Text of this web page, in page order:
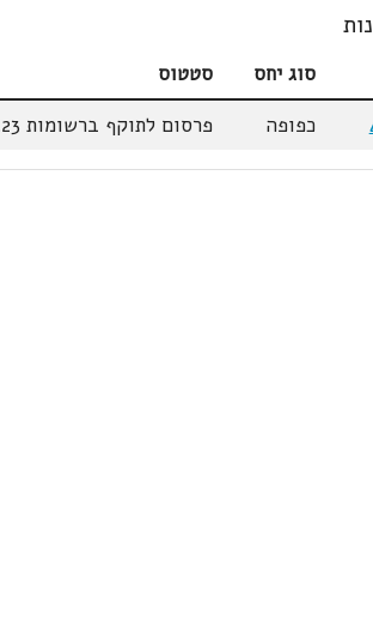
סוג יחס
סטטוס
כפופה פרסום לתוקף ברשומות 04.09.23